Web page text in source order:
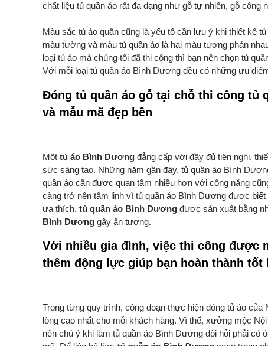
chất liệu tủ quần áo rất đa dạng như gỗ tự nhiên, gỗ công
Màu sắc tủ áo quần cũng là yếu tố cần lưu ý khi thiết kế
màu tường và màu tủ quần áo là hai màu tương phản
loại tủ áo mà chúng tôi đã thi công thì bạn nên chọn tủ
Với mỗi loại tủ quần áo Bình Dương đều có những ưu
Đóng tủ quần áo gỗ tại chỗ thi công tủ
và mẫu mã đẹp bền
Một tủ áo Bình Dương đẳng cấp với đầy đủ tiện nghi,
sức sáng tạo. Những năm gần đây, tủ quần áo Bình
quần áo cần được quan tâm nhiều hơn với công năng
càng trở nên tâm linh vì tủ quần áo Bình Dương được
ưa thích, tủ quần áo Bình Dương được sản xuất bằng
Bình Dương gây ấn tượng.
Với nhiều gia đình, việc thi công được
thêm động lực giúp bạn hoàn thành
Trong từng quy trình, công đoạn thực hiện đóng tủ áo
lòng cao nhất cho mỗi khách hàng. Vì thế, xưởng mộc
nên chú ý khi làm tủ quần áo Bình Dương đòi hỏi phải